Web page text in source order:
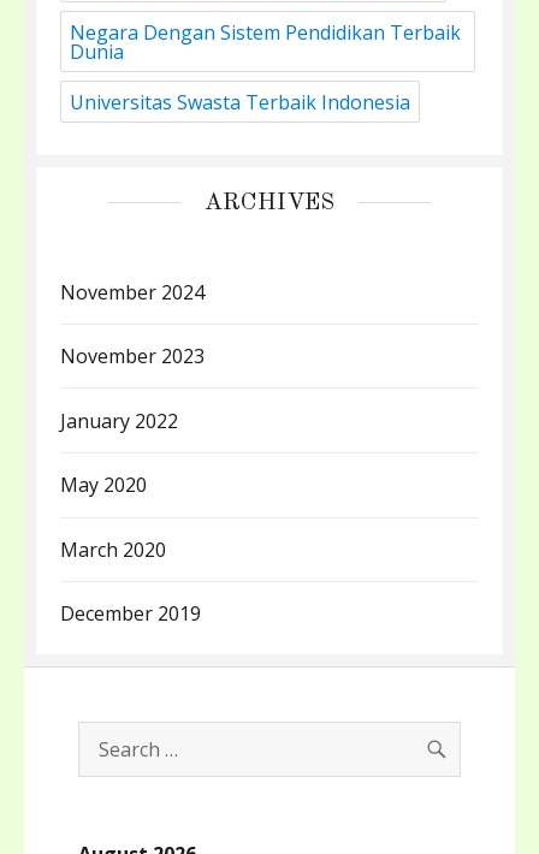
Negara Dengan Sistem Pendidikan Terbaik
Dunia
Universitas Swasta Terbaik Indonesia
ARCHIVES
November 2024
November 2023
January 2022
May 2020
March 2020
December 2019
Search
for: